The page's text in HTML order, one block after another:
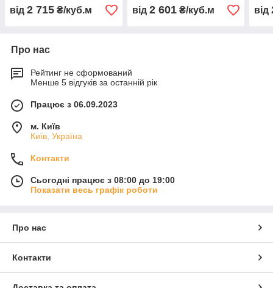
від 2 715 ₴/куб.м від 2 601₴/куб.м від
Про нас
Рейтинг не сформований
Менше 5 відгуків за останній рік
Працює з 06.09.2023
м. Київ
Київ, Україна
Контакти
Сьогодні працює з 08:00 до 19:00
Показати весь графік роботи
Про нас
Контакти